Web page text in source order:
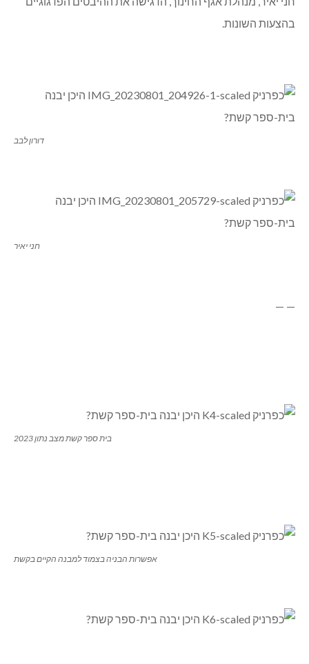
בהצעות השונות.
דורון לבב
חני יאיר
— —
בית ספר קשת מצב נתון 2023
אפשרות הבניה בצמוד למבנה הקיים בקשת